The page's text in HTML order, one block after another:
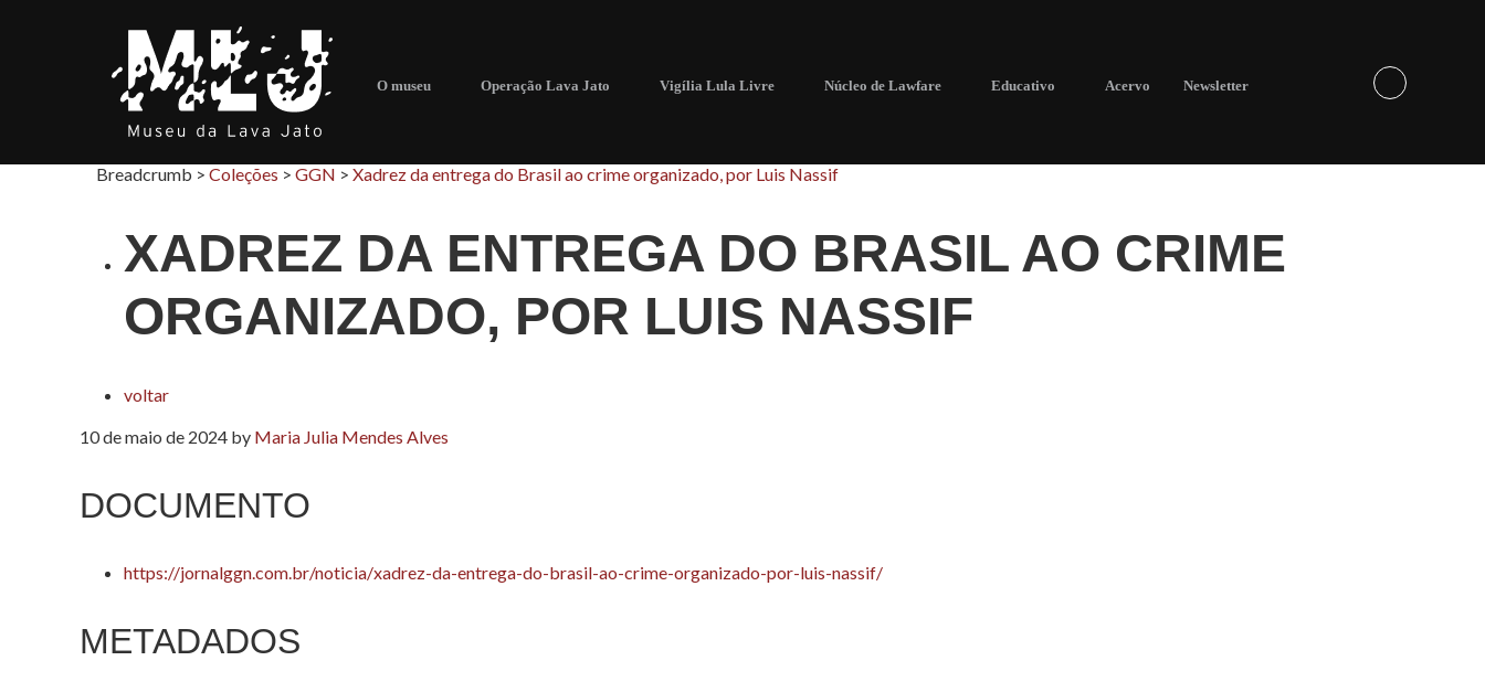
O museu Operação Lava Jato Vigília Lula Livre Núcleo de Lawfare Educativo Acervo Newsletter
Breadcrumb > Coleções > GGN > Xadrez da entrega do Brasil ao crime organizado, por Luis Nassif
XADREZ DA ENTREGA DO BRASIL AO CRIME
ORGANIZADO, POR LUIS NASSIF
voltar
10 de maio de 2024 by Maria Julia Mendes Alves
DOCUMENTO
https://jornalggn.com.br/noticia/xadrez-da-entrega-do-brasil-ao-crime-organizado-por-luis-nassif/
METADADOS